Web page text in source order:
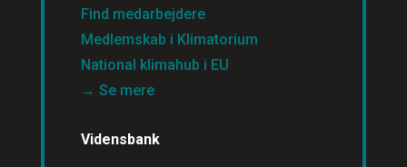
Find medarbejdere
Medlemskab i Klimatorium
National klimahub i EU
→ Se mere
Vidensbank